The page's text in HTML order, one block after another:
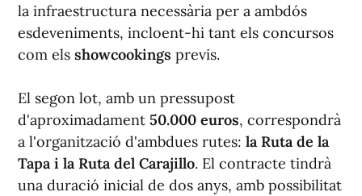
la infraestructura necessària per a ambdós
esdeveniments, incloent-hi tant els concursos
com els showcookings previs.
El segon lot, amb un pressupost
d'aproximadament 50.000 euros, correspondrà
a l'organització d'ambdues rutes: la Ruta de la
Tapa i la Ruta del Carajillo. El contracte tindrà
una duració inicial de dos anys, amb possibilitat